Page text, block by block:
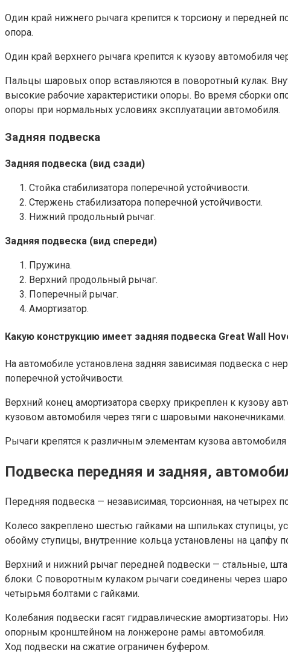
Один край нижнего рычага крепится к торсиону и
опора.
Один край верхнего рычага крепится к кузову автомобиля
Пальцы шаровых опор вставляются в поворотный кулак.
высокие рабочие характеристики опоры. Во время сборки
опоры при нормальных условиях эксплуатации автомобиля.
Задняя подвеска
Задняя подвеска (вид сзади)
Стойка стабилизатора поперечной устойчивости.
Стержень стабилизатора поперечной устойчивости.
Нижний продольный рычаг.
Задняя подвеска (вид спереди)
Пружина.
Верхний продольный рычаг.
Поперечный рычаг.
Амортизатор.
Какую конструкцию имеет задняя подвеска Great Wall
На автомобиле установлена задняя зависимая подвеска с
поперечной устойчивости.
Верхний конец амортизатора сверху прикреплен к кузову
кузовом автомобиля через тяги с шаровыми наконечниками.
Рычаги крепятся к различным элементам кузова
Подвеска передняя и задняя,
Передняя подвеска — независимая, торсионная, на четырех
Колесо закреплено шестью гайками на шпильках ступицы,
обойму ступицы, внутренние кольца установлены на цапфу
Верхний и нижний рычаг передней подвески — стальные,
блоки. С поворотным кулаком рычаги соединены через
четырьмя болтами с гайками.
Колебания подвески гасят гидравлические амортизаторы.
опорным кронштейном на лонжероне рамы автомобиля.
Ход подвески на сжатие ограничен буфером.